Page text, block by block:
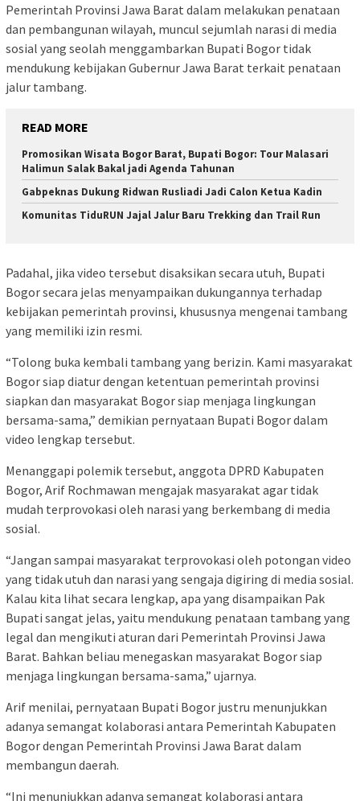
Pemerintah Provinsi Jawa Barat dalam melakukan penataan
dan pembangunan wilayah, muncul sejumlah narasi di media
sosial yang seolah menggambarkan Bupati Bogor tidak
mendukung kebijakan Gubernur Jawa Barat terkait penataan
jalur tambang.
READ MORE
Promosikan Wisata Bogor Barat, Bupati Bogor: Tour Malasari
Halimun Salak Bakal jadi Agenda Tahunan
Gabpeknas Dukung Ridwan Rusliadi Jadi Calon Ketua Kadin
Komunitas TiduRUN Jajal Jalur Baru Trekking dan Trail Run
Padahal, jika video tersebut disaksikan secara utuh, Bupati
Bogor secara jelas menyampaikan dukungannya terhadap
kebijakan pemerintah provinsi, khususnya mengenai tambang
yang memiliki izin resmi.
“Tolong buka kembali tambang yang berizin. Kami masyarakat
Bogor siap diatur dengan ketentuan pemerintah provinsi
siapkan dan masyarakat Bogor siap menjaga lingkungan
bersama-sama,” demikian pernyataan Bupati Bogor dalam
video lengkap tersebut.
Menanggapi polemik tersebut, anggota DPRD Kabupaten
Bogor, Arif Rochmawan mengajak masyarakat agar tidak
mudah terprovokasi oleh narasi yang berkembang di media
sosial.
“Jangan sampai masyarakat terprovokasi oleh potongan video
yang tidak utuh dan narasi yang sengaja digiring di media sosial.
Kalau kita lihat secara lengkap, apa yang disampaikan Pak
Bupati sangat jelas, yaitu mendukung penataan tambang yang
legal dan mengikuti aturan dari Pemerintah Provinsi Jawa
Barat. Bahkan beliau menegaskan masyarakat Bogor siap
menjaga lingkungan bersama-sama,” ujarnya.
Arif menilai, pernyataan Bupati Bogor justru menunjukkan
adanya semangat kolaborasi antara Pemerintah Kabupaten
Bogor dengan Pemerintah Provinsi Jawa Barat dalam
membangun daerah.
“Ini menunjukkan adanya semangat kolaborasi antara